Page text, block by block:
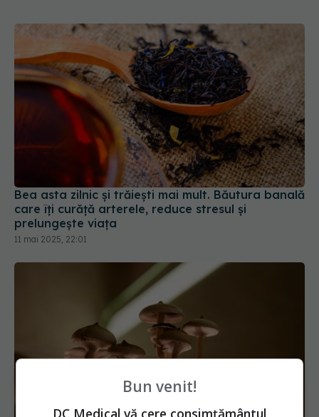
Bea asta zilnic și trăiești mai mult. Băutura banală
care îți curăță arterele, reduce stresul și
prelungește viața
11 mai 2025, 22:01
Ciuperca lui Dumnezeu sau "ciuperca nemuririi":
Bun venit!
DC Medical vă cere consimțământul